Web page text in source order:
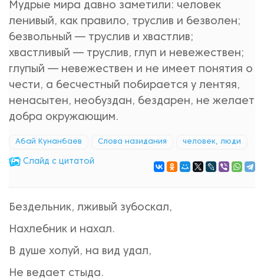
Мудрые мира давно заметили: человек
ленивый, как правило, труслив и безволен;
безвольный — труслив и хвастлив;
хвастливый — труслив, глуп и невежествен;
глупый — невежествен и не имеет понятия о
чести, а бесчестный побирается у лентяя,
ненасытен, необуздан, бездарен, не желает
добра окружающим.
Абай Кунанбаев Слова назидания человек, люди
Cлайд с цитатой
Бездельник, лживый зубоскал,
Нахлебник и нахал.
В душе холуй, на вид удал,
Не ведает стыда.